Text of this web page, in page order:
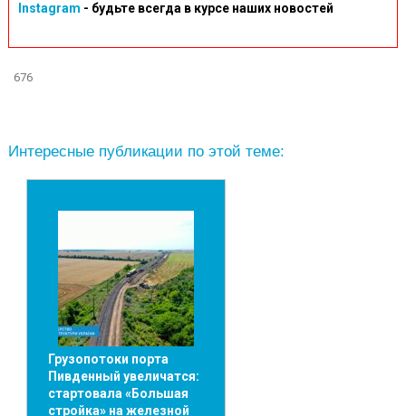
Instagram - будьте всегда в курсе наших новостей
676
Интересные публикации по этой теме:
Грузопотоки порта
Пивденный увеличатся:
стартовала «Большая
стройка» на железной